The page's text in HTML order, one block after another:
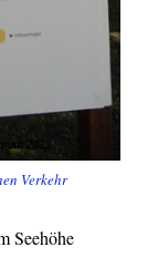
Verkehr
Seehöhe